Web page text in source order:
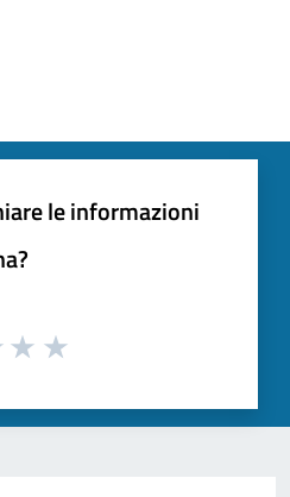
le informazioni